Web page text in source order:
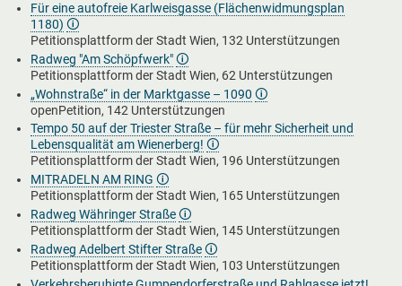
Für eine autofreie Karlweisgasse (Flächenwidmungsplan
1180) 🛈
Petitionsplattform der Stadt Wien, 132 Unterstützungen
Radweg "Am Schöpfwerk"🛈
Petitionsplattform der Stadt Wien, 62 Unterstützungen
„Wohnstraße“ in der Marktgasse – 1090 🛈
openPetition, 142 Unterstützungen
Tempo 50 auf der Triester Straße – für mehr Sicherheit und
Lebensqualität am Wienerberg! 🛈
Petitionsplattform der Stadt Wien, 196 Unterstützungen
MITRADELN AM RING 🛈
Petitionsplattform der Stadt Wien, 165 Unterstützungen
Radweg Währinger Straße🛈
Petitionsplattform der Stadt Wien, 145 Unterstützungen
Radweg Adelbert Stifter Straße🛈
Petitionsplattform der Stadt Wien, 103 Unterstützungen